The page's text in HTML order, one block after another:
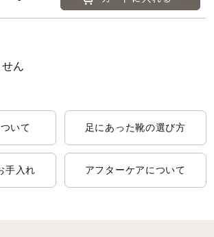
ん
いて 足にあった靴の選び方
手入れ アフターケアについて